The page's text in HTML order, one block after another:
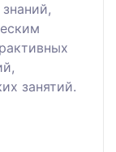
занятий.